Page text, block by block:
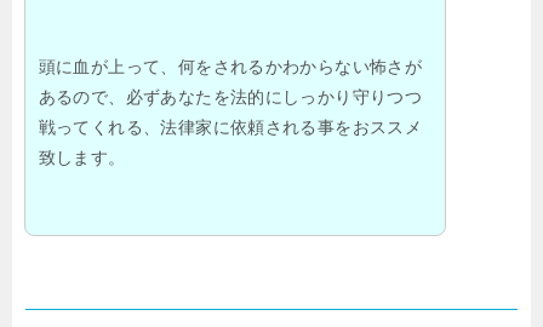
頭に血が上って、何をされるかわからない怖さが
あるので、必ずあなたを法的にしっかり守りつつ
戦ってくれる、法律家に依頼される事をおススメ
致します。